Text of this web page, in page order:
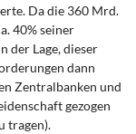
Da die 360 Mrd.
40% seiner
der Lage, dieser
dann
Zentralbanken und
gezogen
tragen).